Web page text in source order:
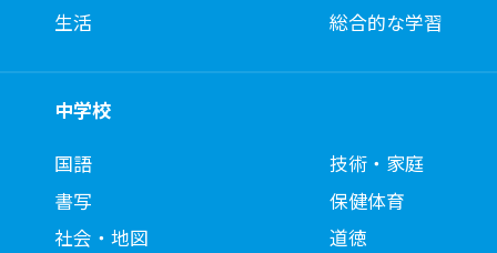
生活
総合的な学習
中学校
国語
書写
社会・地図
技術・家庭
保健体育
道徳